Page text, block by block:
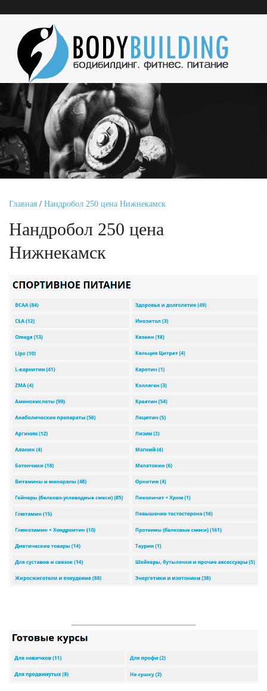
Главная / Нандробол 250 цена Нижнекамск
Нандробол 250 цена
Нижнекамск